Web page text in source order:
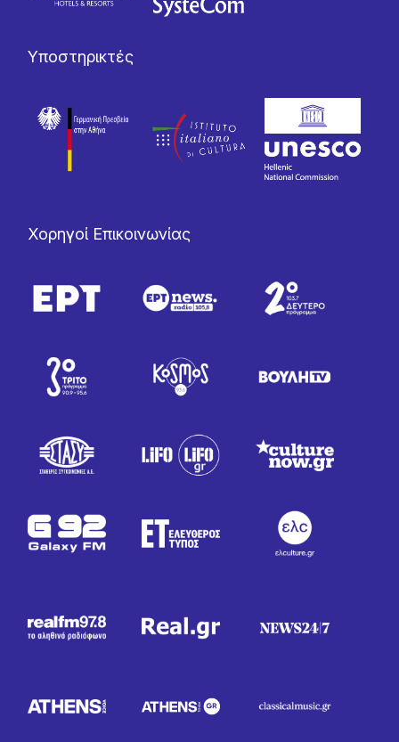
Υποστηρικτές
Χορηγοί Επικοινωνίας